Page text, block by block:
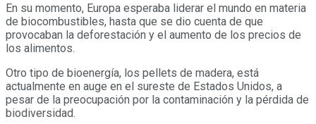
En su momento, Europa esperaba liderar el mundo en materia
de biocombustibles, hasta que se dio cuenta de que
provocaban la deforestación y el aumento de los precios de
los alimentos.
Otro tipo de bioenergía, los pellets de madera, está
actualmente en auge en el sureste de Estados Unidos, a
pesar de la preocupación por la contaminación y la pérdida de
biodiversidad.